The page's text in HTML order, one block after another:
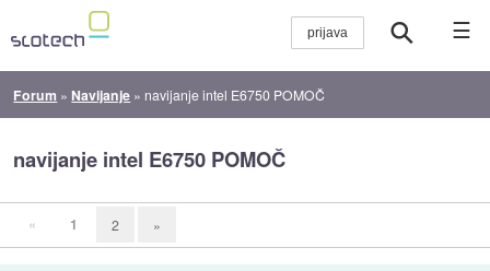
☰
Forum » Navijanje » navijanje intel E6750 POMOČ
navijanje intel E6750 POMOČ
« 1 2 »